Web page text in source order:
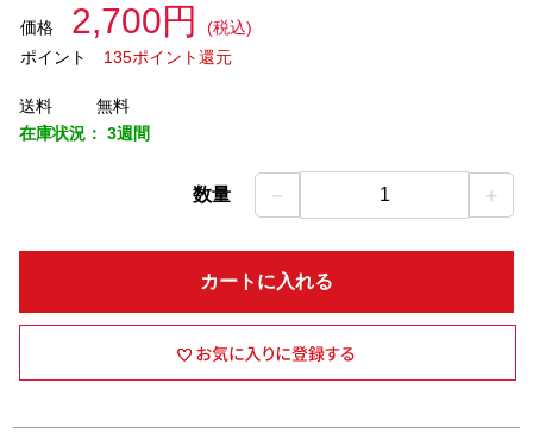
価格 2,700円
(税込)
ポイント
135ポイント還元
送料
無料
在庫状況： 3週間
数量 － 1 ＋
カートに入れる